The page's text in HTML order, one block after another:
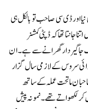
نیا اور ڈی سی صاحب تو بالکل ہی
جانتا تھا کہ ڈپٹی کمشنر
دار گھرانے سے ہے۔ ان
سروس کے لازمی سال گزار
ماتحت عملہ کے ساتھ
کر لکھواتے تھے ۔ نمونہ پیش